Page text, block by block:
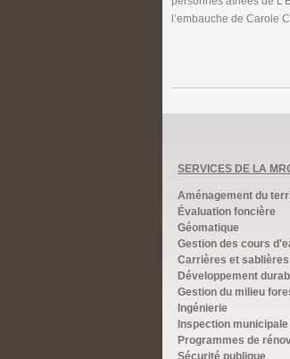
l’embauche de Carole
SERVICES DE LA
Aménagement du
Évaluation foncière
Géomatique
Gestion des cours
Carrières et sablières
Développement
Gestion du milieu
Ingénierie
Inspection municipale
Programmes de
Sécurité publique